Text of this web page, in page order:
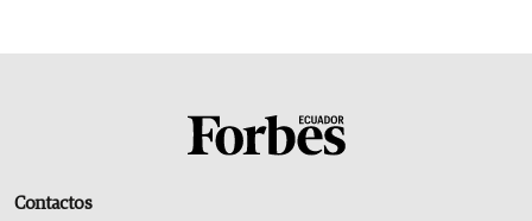
Contactos